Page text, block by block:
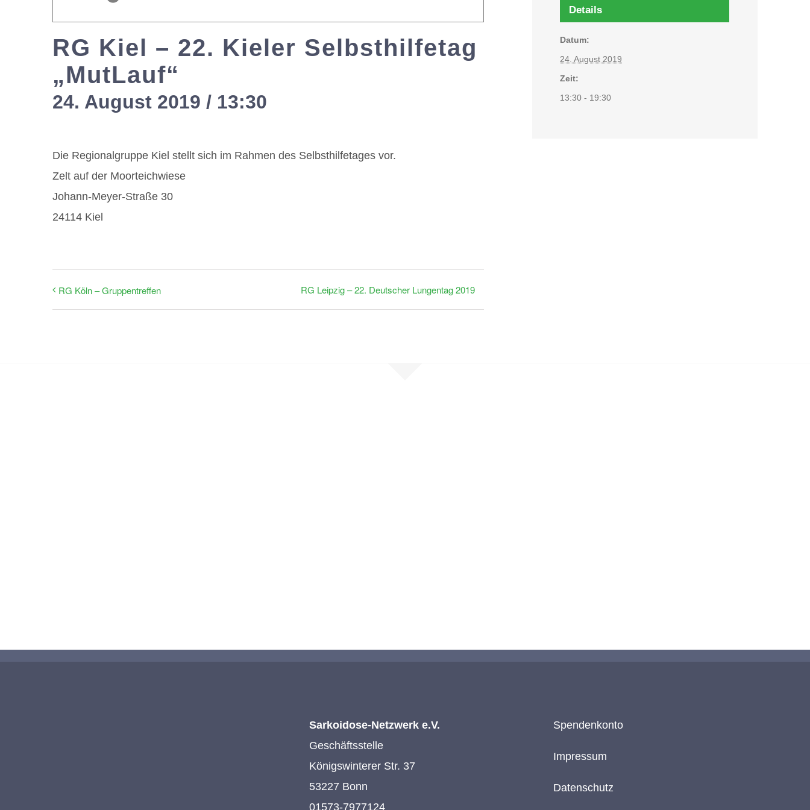
RG Kiel – 22. Kieler Selbsthilfetag
„MutLauf“
24. August 2019 / 13:30
Die Regionalgruppe Kiel stellt sich im Rahmen des Selbsthilfetages vor.
Zelt auf der Moorteichwiese
Johann-Meyer-Straße 30
24114 Kiel
RG Köln – Gruppentreffen RG Leipzig – 22. Deutscher Lungentag 2019
Details
Datum:
24. August 2019
Zeit:
13:30 - 19:30
Sarkoidose-Netzwerk e.V.
Geschäftsstelle
Königswinterer Str. 37
53227 Bonn
01573-7977124
Spendenkonto
Impressum
Datenschutz